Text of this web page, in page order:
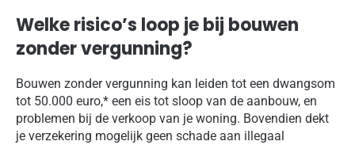
Welke risico’s loop je bij bouwen
zonder vergunning?
Bouwen zonder vergunning kan leiden tot een dwangsom
tot 50.000 euro,* een eis tot sloop van de aanbouw, en
problemen bij de verkoop van je woning. Bovendien dekt
je verzekering mogelijk geen schade aan illegaal